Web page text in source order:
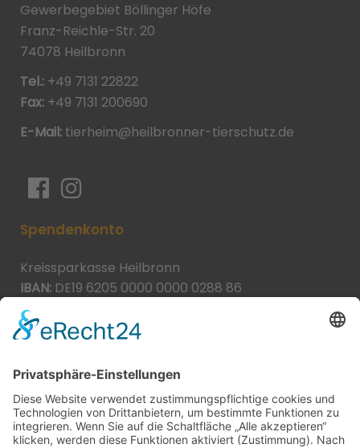
Gewerbegebiet Böllinger Höfe
Franz-Reichle-Str. 20
74078 Heilbronn
Tel.: +49 7131 22822
Fax: +49 7131 200690
E-Mail: tierheim@heilbronner-tierschutz.de
Spendenkonto
Kreissparkasse Heilbronn
IBAN: DE19 6205 0000 0000 0288 86
BIC:
Spende direkt via PayPal
JETZT SPENDEN